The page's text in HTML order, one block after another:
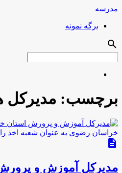
مدرسه
برگه نمونه
search
برچسب: مدیرکل
description
مدیرکل آموزش و